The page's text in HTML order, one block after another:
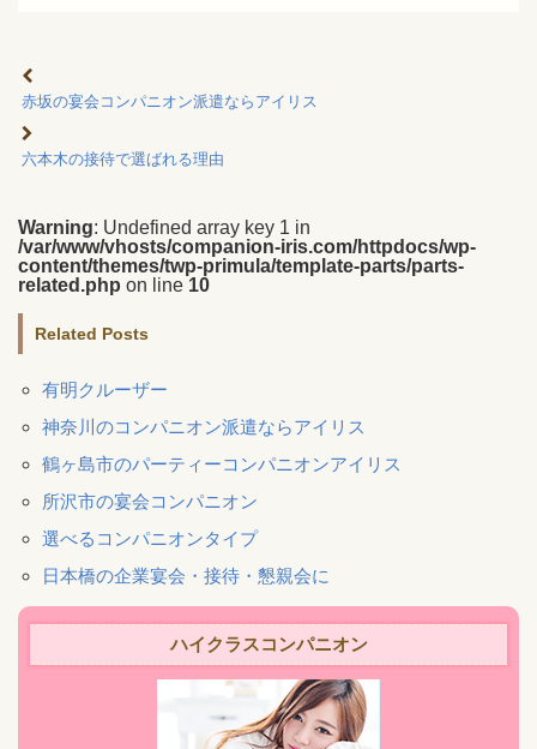
赤坂の宴会コンパニオン派遣ならアイリス
六本木の接待で選ばれる理由
Warning: Undefined array key 1 in
/var/www/vhosts/companion-iris.com/httpdocs/wp-
content/themes/twp-primula/template-parts/parts-
related.php on line 10
Related Posts
有明クルーザー
神奈川のコンパニオン派遣ならアイリス
鶴ヶ島市のパーティーコンパニオンアイリス
所沢市の宴会コンパニオン
選べるコンパニオンタイプ
日本橋の企業宴会・接待・懇親会に
ハイクラスコンパニオン